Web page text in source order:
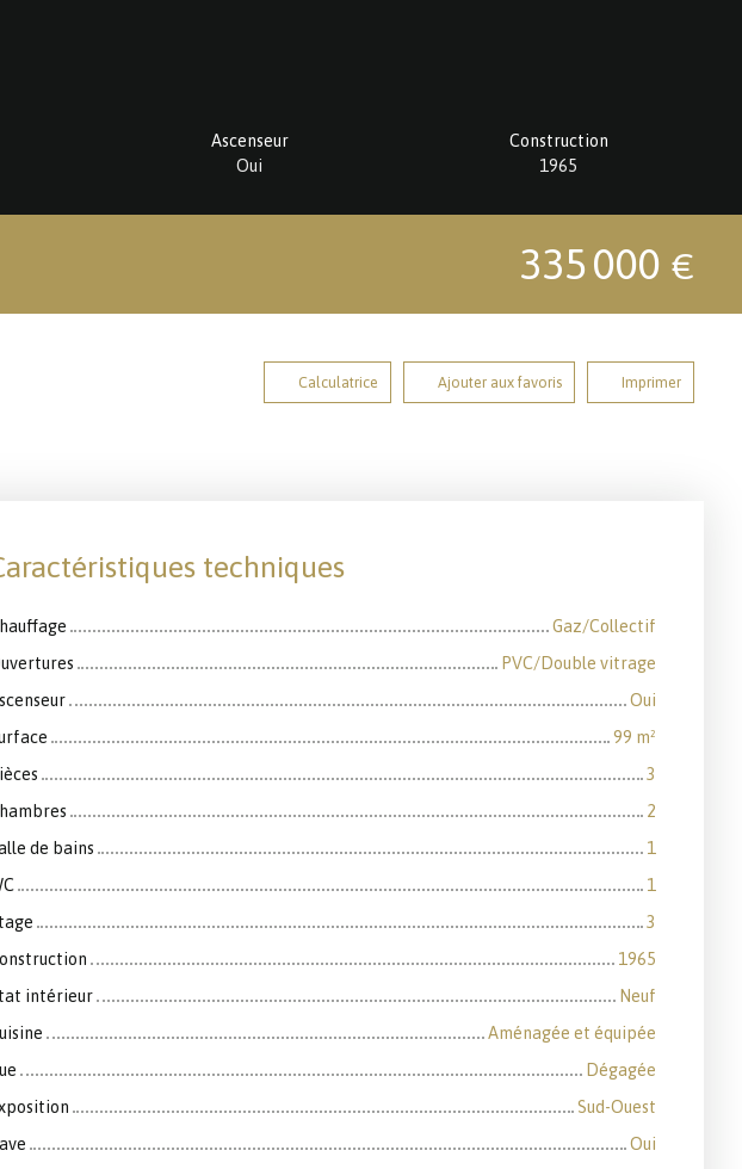
Ascenseur
Oui
Construction
1965
335 000 €
Calculatrice Ajouter aux favoris Imprimer
techniques
Gaz/Collectif
PVC/Double vitrage
Oui
99 m²
3
2
de bains
1
1
3
1965
intérieur
Neuf
Aménagée et équipée
Dégagée
Sud-Ouest
Oui